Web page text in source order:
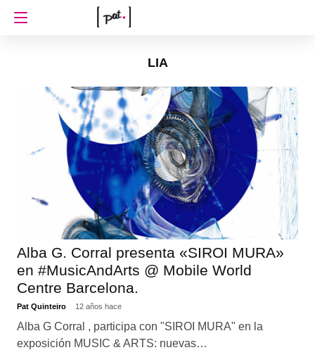
LIA
Alba G. Corral presenta «SIROI MURA»
en ‪#‎MusicAndArts‬ @ Mobile World
Centre Barcelona.
Pat Quinteiro 12 años hace
Alba G Corral , participa con "SIROI MURA" en la
exposición MUSIC & ARTS: nuevas…